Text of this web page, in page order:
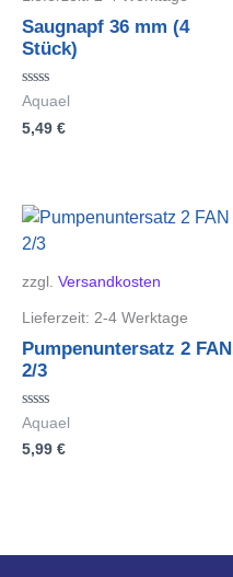
Saugnapf 36 mm (4
Stück)
Bewertet
mit
0
von
Aquael
5,49 €
zzgl. Versandkosten
Lieferzeit: 2-4 Werktage
Pumpenuntersatz 2 FAN
2/3
Bewertet
mit
0
Aquael
5,99 €